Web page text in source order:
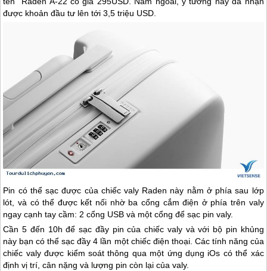
được khoản đầu tư lên tới 3,5 triệu USD.
Pin có thể sạc được của chiếc valy Raden này nằm ở phía sau lớp
lót, và có thể được kết nối nhờ ba cổng cắm điện ở phía trên valy
ngay cạnh tay cầm: 2 cổng USB và một cổng để sạc pin valy.
Cần 5 đến 10h để sạc đầy pin của chiếc valy và với bộ pin khủng
này bạn có thể sạc đầy 4 lần một chiếc điện thoại. Các tính năng của
chiếc valy được kiểm soát thông qua một ứng dụng iOs có thể xác
định vị trí, cân nặng và lượng pin còn lại của valy.